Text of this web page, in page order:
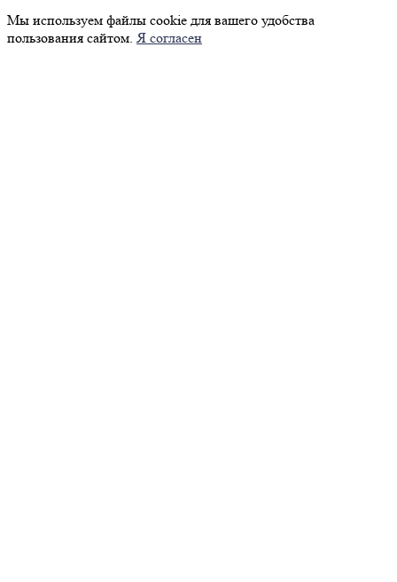
Мы используем файлы cookie для вашего удобства
пользования сайтом.Я согласен